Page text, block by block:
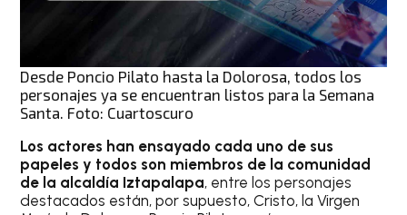
Desde Poncio Pilato hasta la Dolorosa, todos los
personajes ya se encuentran listos para la Semana
Santa. Foto: Cuartoscuro
Los actores han ensayado cada uno de sus
papeles y todos son miembros de la comunidad
de la alcaldía Iztapalapa, entre los personajes
destacados están, por supuesto, Cristo, la Virgen